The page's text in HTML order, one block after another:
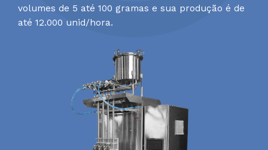
volumes de 5 até 100 gramas e sua produção é de
até 12.000 unid/hora.